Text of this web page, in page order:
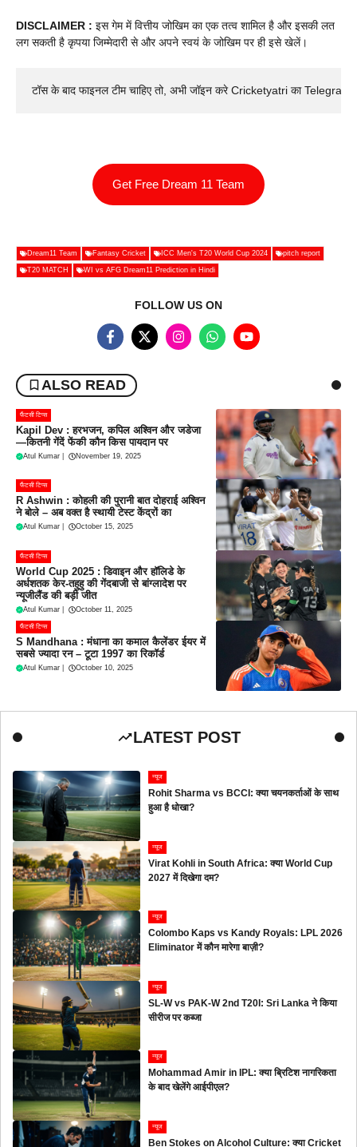
DISCLAIMER : इस गेम में वित्तीय जोखिम का एक तत्व शामिल है और इसकी लत
लग सकती है कृपया जिम्मेदारी से और अपने स्वयं के जोखिम पर ही इसे खेलें।
टॉस के बाद फाइनल टीम चाहिए तो, अभी जॉइन करे Cricketyatri का
Get Free Dream 11 Team
Dream11 Team Fantasy Cricket ICC Men's T20 World Cup 2024 pitch report
T20 MATCH WI vs AFG Dream11 Prediction in Hindi
FOLLOW US ON
ALSO READ
फैंटसी टिप्स
Kapil Dev : हरभजन, कपिल अश्विन और जडेजा
—कितनी गेंदें फेंकी कौन किस पायदान पर
Atul Kumar November 19, 2025
फैंटसी टिप्स
R Ashwin : कोहली की पुरानी बात दोहराई अश्विन
ने बोले – अब वक्त है स्थायी टेस्ट केंद्रों का
Atul Kumar October 15, 2025
फैंटसी टिप्स
World Cup 2025 : डिवाइन और हॉलिडे के
अर्धशतक केर-तहुहु की गेंदबाजी से बांग्लादेश पर
न्यूजीलैंड की बड़ी जीत
Atul Kumar October 11, 2025
फैंटसी टिप्स
S Mandhana : मंधाना का कमाल कैलेंडर ईयर में
सबसे ज्यादा रन – टूटा 1997 का रिकॉर्ड
Atul Kumar October 10, 2025
LATEST POST
न्यूज
Rohit Sharma vs BCCI: क्या चयनकर्ताओं के साथ
हुआ है धोखा?
न्यूज
Virat Kohli in South Africa: क्या World Cup
2027 में दिखेगा दम?
न्यूज
Colombo Kaps vs Kandy Royals: LPL 2026
Eliminator में कौन मारेगा बाज़ी?
न्यूज
SL-W vs PAK-W 2nd T20I: Sri Lanka ने किया
सीरीज पर कब्जा
न्यूज
Mohammad Amir in IPL: क्या ब्रिटिश नागरिकता
के बाद खेलेंगे आईपीएल?
न्यूज
Ben Stokes on Alcohol Culture: क्या Cricket